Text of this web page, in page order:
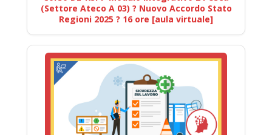
(Settore Ateco A 03) ? Nuovo Accordo Stato
Regioni 2025 ? 16 ore [aula virtuale]